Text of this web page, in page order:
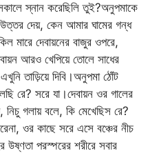
স্নান করেছিলি তুই?অনুপমাকে
দেয়, কেন আমার ঘামের গন্ধ
মারে দেবায়নের বাজুর ওপরে,
আরও খেপিয়ে তোলে সাধের
তাড়িয়ে দিবি।অনুপমা ঠোঁট
রে? সরে যা।দেবায়ন ওর গালের
গলায় বলে, কি মেখেছিস রে?
ওর কাছে সরে এসে বঞ্চের নীচ
উষ্ণতা পরস্পরের শরীরে সবার